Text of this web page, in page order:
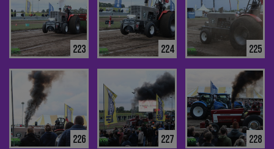
223 224 225
226 227 228